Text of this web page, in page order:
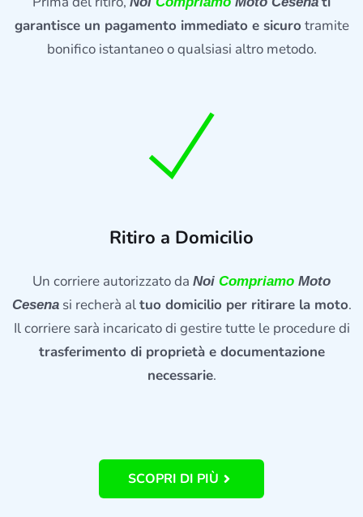
garantisce un pagamento immediato e sicuro tramite
bonifico istantaneo o qualsiasi altro metodo.
Ritiro a Domicilio
Un corriere autorizzato da Noi Compriamo Moto
Cesenasi recherà altuo domicilio per ritirare la moto.
Il corriere sarà incaricato di gestire tutte le procedure di
trasferimento di proprietà e documentazione
necessarie.
SCOPRI DI PIÙ